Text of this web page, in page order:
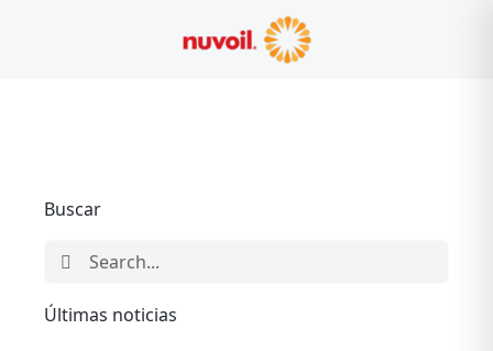
Buscar
Search
Últimas noticias